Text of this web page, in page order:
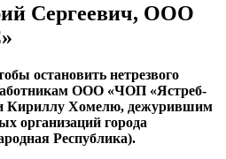
Сергеевич, ООО
остановить нетрезвого
ООО «ЧОП «Ястреб-
Кириллу Хомелю, дежурившим
организаций города
Республика).